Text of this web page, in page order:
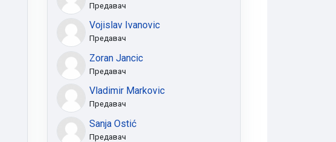
Предавач
Vojislav Ivanovic
Предавач
Zoran Jancic
Предавач
Vladimir Markovic
Предавач
Sanja Ostić
Предавач